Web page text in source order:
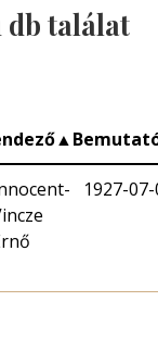
db találat
▲
1927-